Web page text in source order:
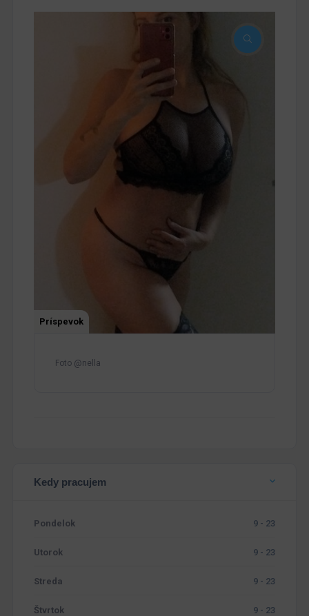
Príspevok
Foto @nella
Kedy pracujem
Pondelok 9 - 23
Utorok 9 - 23
Streda 9 - 23
Štvrtok 9 - 23